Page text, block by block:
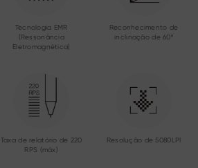
Tecnologia EMR
(Ressonância
Eletromagnética)
Reconhecimento de
inclinação de 60º
Taxa de relatório de 220
RPS (máx)
Resolução de 5080LPI